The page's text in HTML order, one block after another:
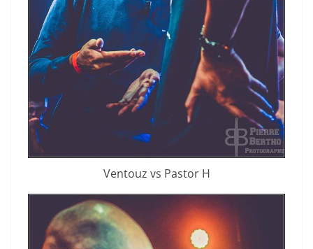
Ventouz vs Pastor H